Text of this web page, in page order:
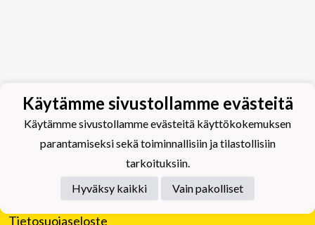
Tietosuojaseloste
Käytämme sivustollamme evästeitä
Käytämme sivustollamme evästeitä käyttökokemuksen
parantamiseksi sekä toiminnallisiin ja tilastollisiin
tarkoituksiin.
Hyväksy kaikki
Vain pakolliset